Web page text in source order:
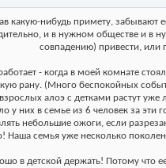
какую-нибудь примету, забывают
и в нужном обществе и в
совпадению) привести, или
- когда в моей комнате
рану. (Много беспокойных
алоэ с детками растут
у них в семье из 6 человек за эти
небольшие ожоги, если
Наша семья уже несколько
в детской держать! Потому что